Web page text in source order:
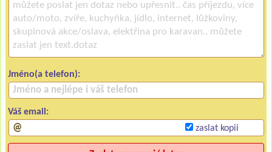
Jméno(a telefon):
Váš email:
zaslat kopii